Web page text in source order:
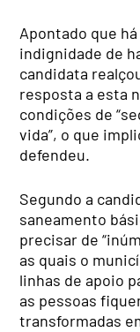
Apontado que
indignidade de
candidata
resposta a esta
condições de
vida”, o que
defendeu.
Segundo a
saneamento
precisar de
as quais o
linhas de apoio
as pessoas
transformadas